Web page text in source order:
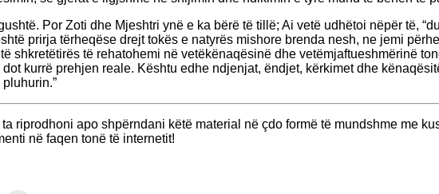
Por Zoti dhe Mjeshtri ynë e ka bërë të tillë; Ai vetë udhëtoi nëpër të,
prirja tërheqëse drejt tokës e natyrës mishore brenda nesh, ne jemi
shkretëtirës të rehatohemi në vetëkënaqësinë dhe vetëmjaftueshmërinë
kurrë prehjen reale. Kështu edhe ndjenjat, ëndjet, kërkimet dhe
riprodhoni apo shpërndani këtë material në çdo formë të mundshme me
në faqen tonë të internetit!